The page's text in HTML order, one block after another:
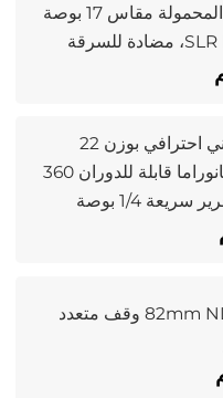
لأجهزة الكمبيوتر المحمولة مقاس 17 بوصة
وكاميرات SLR DSLR، مضادة للسرقة
غطاء للمطر وحامل
حامل كروي معدني احترافي بوزن 22
رطل / 10 كجم، بانوراما قابلة للدوران 360
درجة مع لوحة تحرير سريعة 1/4 بوصة
المنزلقة ذات
82mm ND1000 Filter 10 وقف متعدد